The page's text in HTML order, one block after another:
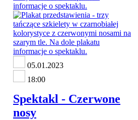
05.01.2023
18:00
Spektakl - Czerwone
nosy